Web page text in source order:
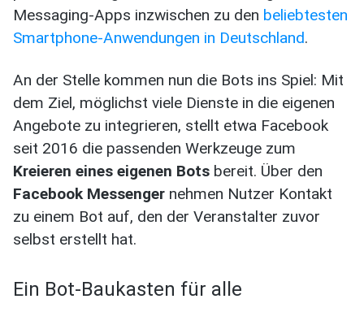
Messaging-Apps inzwischen zu den beliebtesten
Smartphone-Anwendungen in Deutschland.
An der Stelle kommen nun die Bots ins Spiel: Mit
dem Ziel, möglichst viele Dienste in die eigenen
Angebote zu integrieren, stellt etwa Facebook
seit 2016 die passenden Werkzeuge zum
Kreieren eines eigenen Bots bereit. Über den
Facebook Messenger nehmen Nutzer Kontakt
zu einem Bot auf, den der Veranstalter zuvor
selbst erstellt hat.
Ein Bot-Baukasten für alle